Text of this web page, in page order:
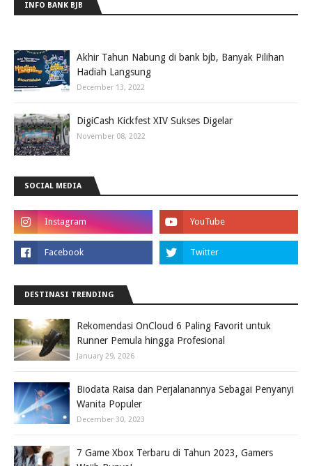
INFO BANK BJB
Akhir Tahun Nabung di bank bjb, Banyak Pilihan
Hadiah Langsung
December 13, 2022
DigiCash Kickfest XIV Sukses Digelar
November 08, 2022
SOCIAL MEDIA
DESTINASI TRENDING
Rekomendasi OnCloud 6 Paling Favorit untuk
Runner Pemula hingga Profesional
January 29, 2026
Biodata Raisa dan Perjalanannya Sebagai Penyanyi
Wanita Populer
December 30, 2023
7 Game Xbox Terbaru di Tahun 2023, Gamers